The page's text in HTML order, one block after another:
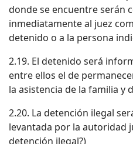
donde se encuentre serán
inmediatamente al juez
detenido o a la persona
2.19. El detenido será
entre ellos el de
la asistencia de la familia y
2.20. La detención ilegal
levantada por la autoridad
detención ilegal?)